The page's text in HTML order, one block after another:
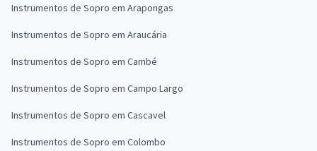
Instrumentos de Sopro em Arapongas
Instrumentos de Sopro em Araucária
Instrumentos de Sopro em Cambé
Instrumentos de Sopro em Campo Largo
Instrumentos de Sopro em Cascavel
Instrumentos de Sopro em Colombo